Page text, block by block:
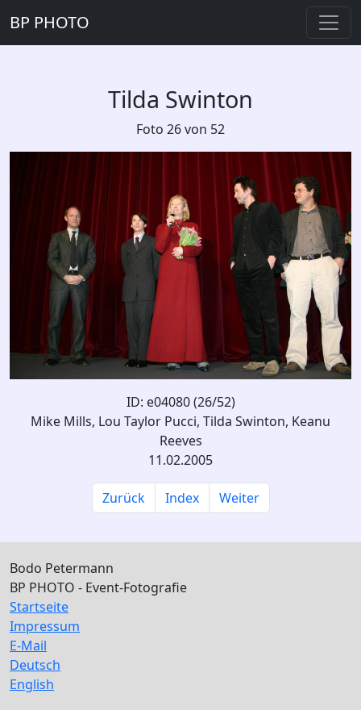
BP PHOTO
Tilda Swinton
Foto 26 von 52
ID: e04080 (26/52)
Mike Mills, Lou Taylor Pucci, Tilda Swinton, Keanu
Reeves
11.02.2005
Zurück Index Weiter
Bodo Petermann
BP PHOTO - Event-Fotografie
Startseite
Impressum
E-Mail
Deutsch
English